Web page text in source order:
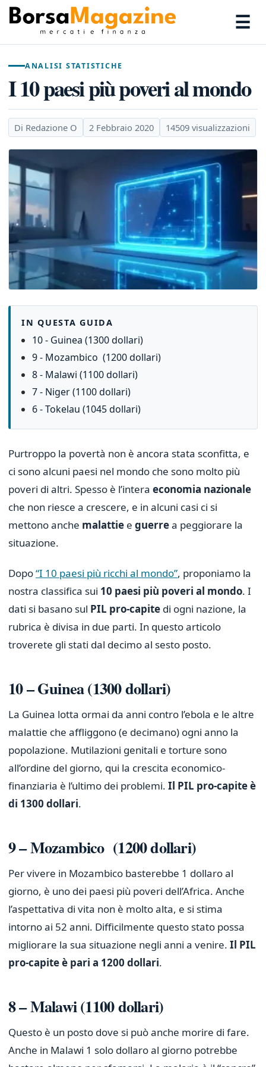
☰
ANALISI STATISTICHE
I 10 paesi più poveri al mondo
Di Redazione O 2 Febbraio 2020 14509 visualizzazioni
IN QUESTA GUIDA
10 - Guinea (1300 dollari)
9 - Mozambico (1200 dollari)
8 - Malawi (1100 dollari)
7 - Niger (1100 dollari)
6 - Tokelau (1045 dollari)
Purtroppo la povertà non è ancora stata sconfitta, e
ci sono alcuni paesi nel mondo che sono molto più
poveri di altri. Spesso è l’intera economia nazionale
che non riesce a crescere, e in alcuni casi ci si
mettono anche malattie e guerrea peggiorare la
situazione.
Dopo“I 10 paesi più ricchi al mondo”, proponiamo la
nostra classifica sui 10 paesi più poveri al mondo. I
dati si basano sul PIL pro-capite di ogni nazione, la
rubrica è divisa in due parti. In questo articolo
troverete gli stati dal decimo al sesto posto.
10 – Guinea (1300 dollari)
La Guinea lotta ormai da anni contro l’ebola e le altre
malattie che affliggono (e decimano) ogni anno la
popolazione. Mutilazioni genitali e torture sono
all’ordine del giorno, qui la crescita economico-
finanziaria è l’ultimo dei problemi. Il PIL pro-capite è
di 1300 dollari.
9 – Mozambico (1200 dollari)
Per vivere in Mozambico basterebbe 1 dollaro al
giorno, è uno dei paesi più poveri dell’Africa. Anche
l’aspettativa di vita non è molto alta, e si stima
intorno ai 52 anni. Difficilmente questo stato possa
migliorare la sua situazione negli anni a venire. Il PIL
pro-capite è pari a 1200 dollari.
8 – Malawi (1100 dollari)
Questo è un posto dove si può anche morire di fare.
Anche in Malawi 1 solo dollaro al giorno potrebbe